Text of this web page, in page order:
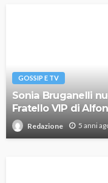
GOSSIP E TV
Sonia Bruganelli
Fratello VIP di
Redazione 5 anni